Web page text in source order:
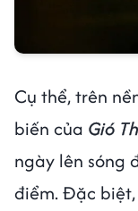
Cụ thể, trên
biến của Gió
ngày lên sóng
điểm. Đặc